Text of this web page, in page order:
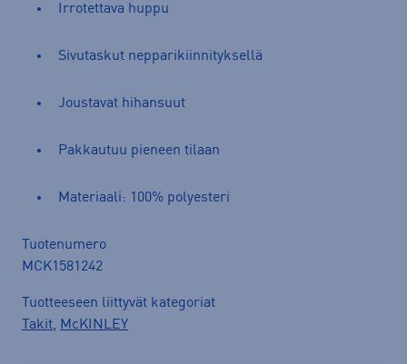
Irrotettava huppu
Sivutaskut nepparikiinnityksellä
Joustavat hihansuut
Pakkautuu pieneen tilaan
Materiaali: 100% polyesteri
Tuotenumero
MCK1581242
Tuotteeseen liittyvät kategoriat
Takit, McKINLEY